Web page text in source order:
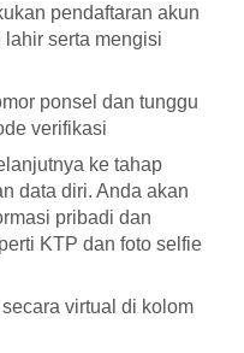
pendaftaran akun
serta mengisi
ponsel dan tunggu
verifikasi
ke tahap
data diri. Anda akan
pribadi dan
KTP dan foto selfie
virtual di kolom